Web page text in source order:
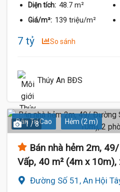
Diện tích: 48.7 m²
Giá/m²: 139 triệu/m²
7 tỷ So sánh
Thúy An BĐS
Dân Trí Cao Hẻm (2 m)
1 / 8
Bán nhà hẻm 2m,
Vấp, 40 m² (4m x
Đường Số 51, An Hội